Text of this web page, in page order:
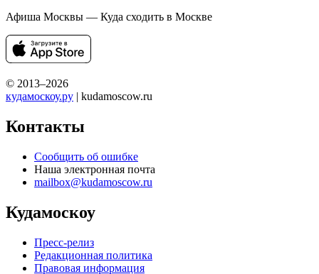
Афиша Москвы — Куда сходить в Москве
© 2013–2026
кудамоскоу.ру | kudamoscow.ru
Контакты
Сообщить об ошибке
Наша электронная почта
mailbox@kudamoscow.ru
Кудамоскоу
Пресс-релиз
Редакционная политика
Правовая информация